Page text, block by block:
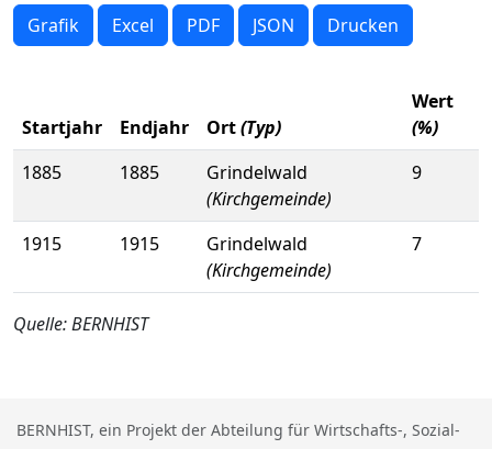
Grafik Excel PDF JSON Drucken
Startjahr Endjahr Ort(Typ)
Wert
(%)
1885
1885
Grindelwald
(Kirchgemeinde)
9
1915 1915
Grindelwald
(Kirchgemeinde)
7
Quelle: BERNHIST
BERNHIST, ein Projekt der Abteilung für Wirtschafts-, Sozial-